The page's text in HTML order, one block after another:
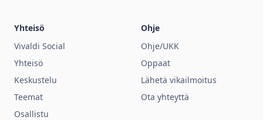
Yhteisö
Vivaldi Social
Yhteisö
Keskustelu
Teemat
Osallistu
Ohje
Ohje/UKK
Oppaat
Lähetä vikailmoitus
Ota yhteyttä